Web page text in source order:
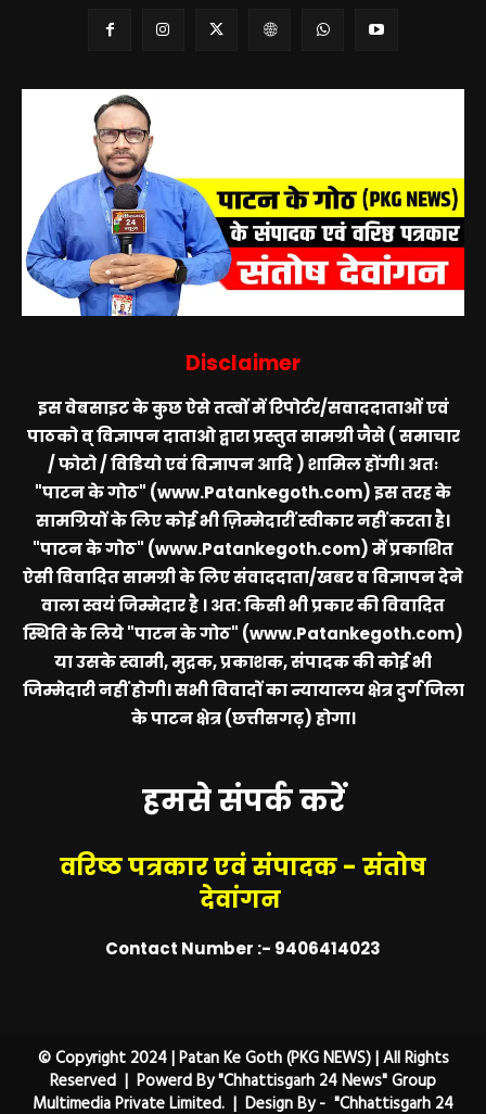
Disclaimer
इस वेबसाइट के कुछ ऐसे तत्वों में रिपोर्टर/सवाददाताओं एवं
पाठको व् विज्ञापन दाताओ द्वारा प्रस्तुत सामग्री जैसे ( समाचार
/ फोटो / विडियो एवं विज्ञापन आदि ) शामिल होंगी। अतः
"पाटन के गोठ" (www.Patankegoth.com)इस तरह के
सामग्रियों के लिए कोई भी ज़िम्मेदारीं स्वीकार नहीं करता है।
"पाटन के गोठ" (www.Patankegoth.com)में प्रकाशित
ऐसी विवादित सामग्री के लिए संवाददाता/खबर व विज्ञापन देने
वाला स्वयं जिम्मेदार है । अत: किसी भी प्रकार की विवादित
स्थिति के लिये"पाटन के गोठ" (www.Patankegoth.com)
या उसके स्वामी, मुद्रक, प्रकाशक, संपादक की कोई भी
जिम्मेदारी नहीं होगी। सभी विवादों का न्यायालय क्षेत्र दुर्ग जिला
के पाटन क्षेत्र (छत्तीसगढ़) होगा।
हमसे संपर्क करें
वरिष्ठ पत्रकार एवं संपादक - संतोष
देवांगन
Contact Number :- 9406414023
© Copyright 2024 | Patan Ke Goth (PKG NEWS) | All Rights
Reserved | Powerd By "Chhattisgarh 24 News" Group
Multimedia Private Limited. | Design By - "Chhattisgarh 24